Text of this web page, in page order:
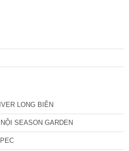
LONG BIÊN
SEASON GARDEN